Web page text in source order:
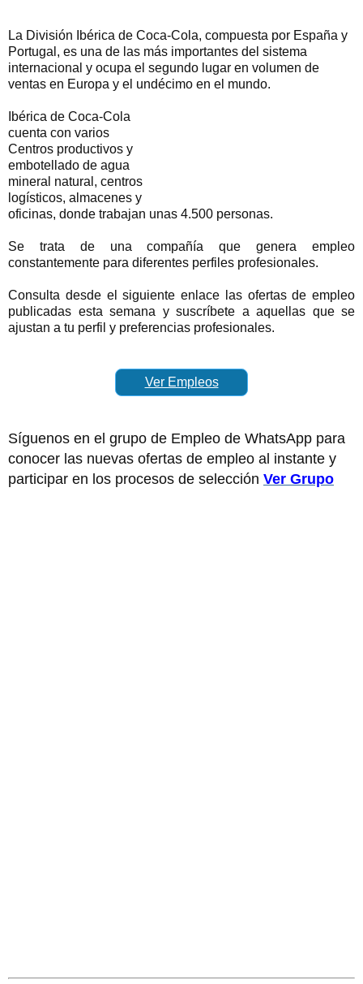
La División Ibérica de Coca-Cola, compuesta por España y
Portugal, es una de las más importantes del sistema
internacional y ocupa el segundo lugar en volumen de
ventas en Europa y el undécimo en el mundo.
Ibérica de Coca-Cola
cuenta con varios
Centros productivos y
embotellado de agua
mineral natural, centros
logísticos, almacenes y
oficinas, donde trabajan unas 4.500 personas.
Se trata de una compañía que genera empleo
constantemente para diferentes perfiles profesionales.
Consulta desde el siguiente enlace las ofertas de empleo
publicadas esta semana y suscríbete a aquellas que se
ajustan a tu perfil y preferencias profesionales.
Ver Empleos
Síguenos en el grupo de Empleo de WhatsApp para
conocer las nuevas ofertas de empleo al instante y
participar en los procesos de selección Ver Grupo